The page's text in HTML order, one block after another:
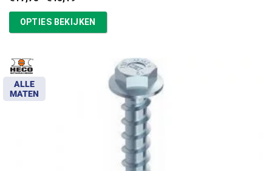
tot
€48,19
OPTIES BEKIJKEN
ALLE
MATEN